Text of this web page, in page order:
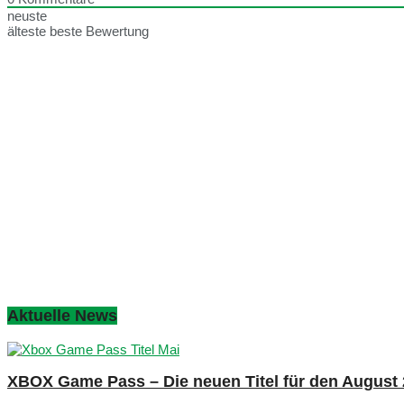
neuste
älteste beste Bewertung
Aktuelle News
XBOX Game Pass – Die neuen Titel für den August